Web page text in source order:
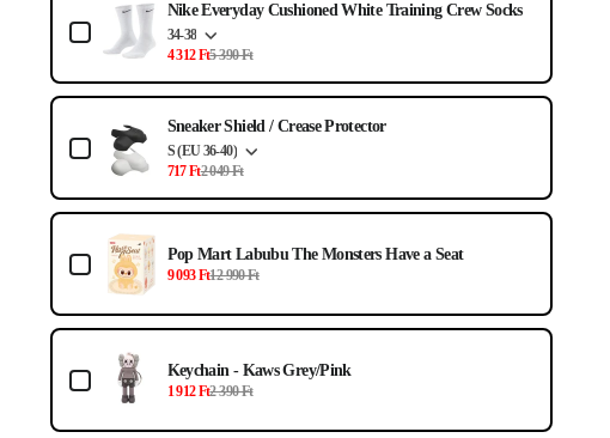
Nike Everyday Cushioned White Training Crew Socks
34-38
4 312 Ft5 390 Ft
Sneaker Shield / Crease Protector
S (EU 36-40)
717 Ft2 049 Ft
Pop Mart Labubu The Monsters Have a Seat
9 093 Ft12 990 Ft
Keychain - Kaws Grey/Pink
1 912 Ft2 390 Ft